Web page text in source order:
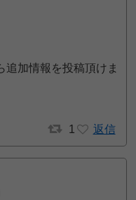
追加情報を投稿頂けま
1 返信